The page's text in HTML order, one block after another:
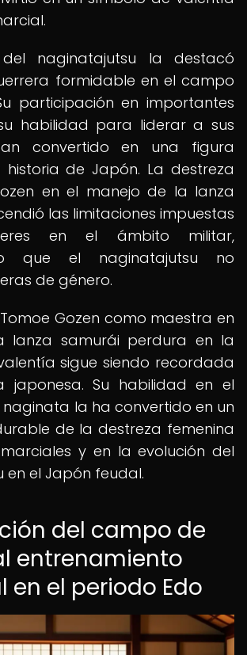
naginatajutsu la destacó
formidable en el campo
participación en importantes
habilidad para liderar a sus
convertido en una figura
de Japón. La destreza
en el manejo de la lanza
las limitaciones impuestas
en el ámbito militar,
que el naginatajutsu no
de género.
Gozen como maestra en
lanza samurái perdura en la
sigue siendo recordada
japonesa. Su habilidad en el
la ha convertido en un
de la destreza femenina
y en la evolución del
en el Japón feudal.
del campo de
entrenamiento
en el periodo Edo